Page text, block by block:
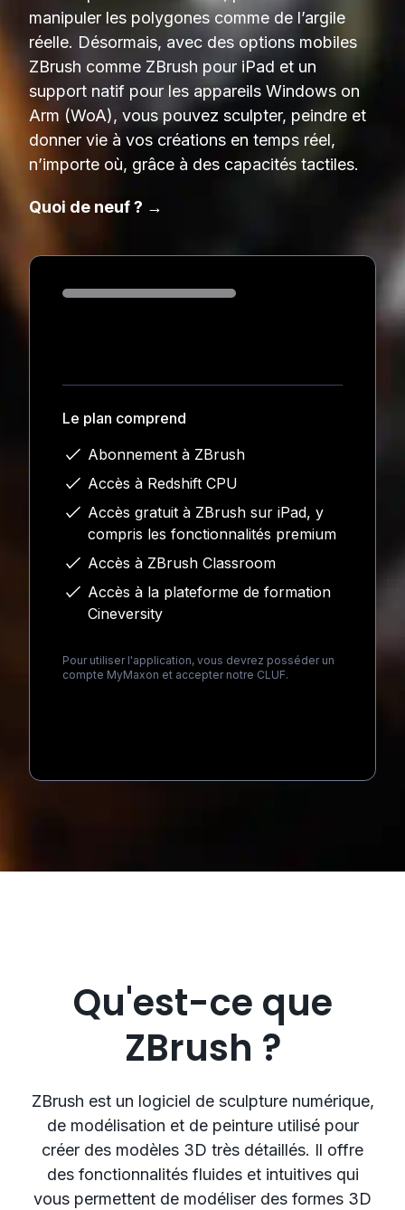
manipuler les polygones comme de l’argile
réelle. Désormais, avec des options mobiles
ZBrush comme ZBrush pour iPad et un
support natif pour les appareils Windows on
Arm (WoA), vous pouvez sculpter, peindre et
donner vie à vos créations en temps réel,
n’importe où, grâce à des capacités tactiles.
Quoi de neuf ? →
Loading...
Le plan comprend
Abonnement à ZBrush
Accès à Redshift CPU
Accès gratuit à ZBrush sur iPad, y
compris les fonctionnalités premium
Accès à ZBrush Classroom
Accès à la plateforme de formation
Cineversity
Pour utiliser l'application, vous devrez posséder un
compte MyMaxon et accepter notre CLUF.
Qu'est-ce que
ZBrush ?
ZBrush est un logiciel de sculpture numérique,
de modélisation et de peinture utilisé pour
créer des modèles 3D très détaillés. Il offre
des fonctionnalités fluides et intuitives qui
vous permettent de modéliser des formes 3D